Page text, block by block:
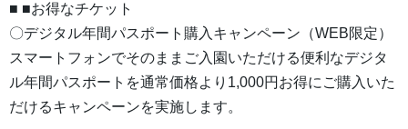
■ ■お得なチケット
〇デジタル年間パスポート購入キャンペーン（WEB限定）
スマートフォンでそのままご入園いただける便利なデジタ
ル年間パスポートを通常価格より1,000円お得にご購入いた
だけるキャンペーンを実施します。